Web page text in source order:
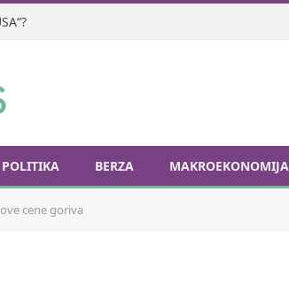
POLITIKA BERZA MAKROEKONOMIJA
cene goriva